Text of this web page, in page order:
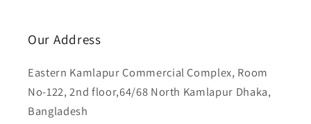
Our Address
Eastern Kamlapur Commercial Complex, Room
No-122, 2nd floor,64/68 North Kamlapur Dhaka,
Bangladesh